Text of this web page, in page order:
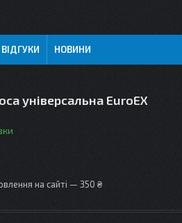
ВІДГУКИ НОВИНИ
універсальна EuroEX
на сайті — 350 ₴